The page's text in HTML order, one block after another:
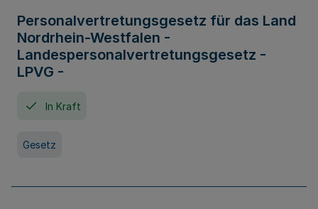
Personalvertretungsgesetz für das Land
Nordrhein-Westfalen -
Landespersonalvertretungsgesetz -
LPVG -
In Kraft
Gesetz